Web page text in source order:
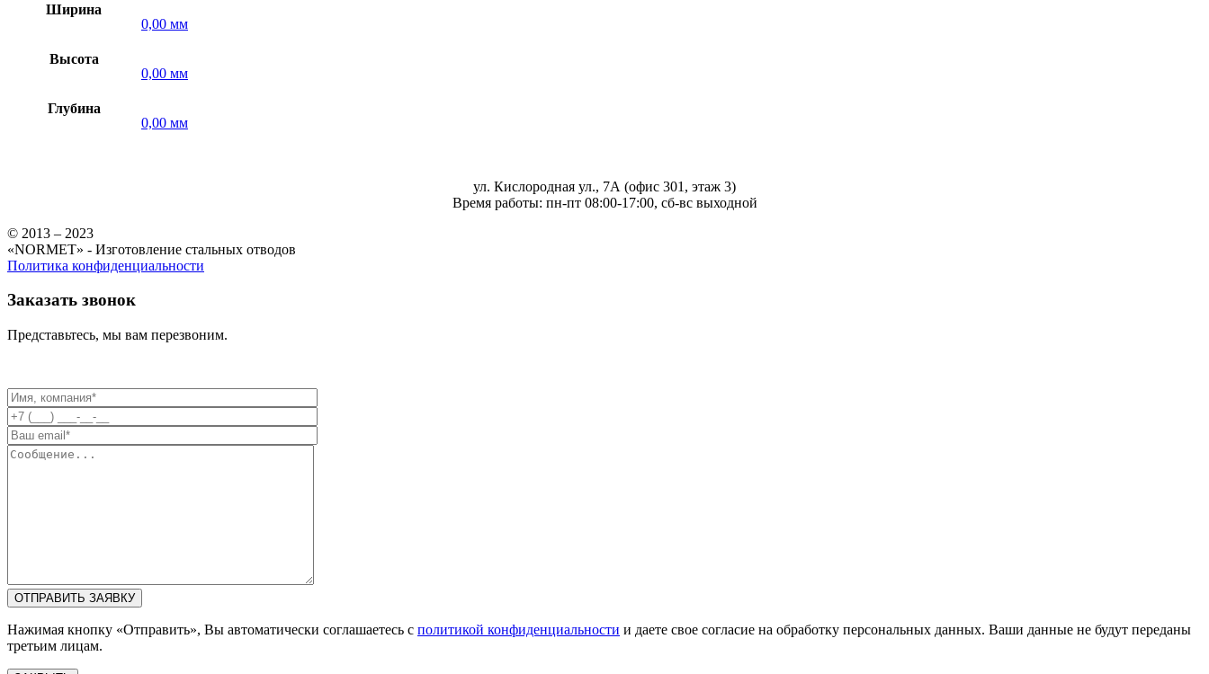
Ширина
0,00 мм
Высота
0,00 мм
Глубина
0,00 мм
ул. Кислородная ул., 7А (офис 301, этаж 3)
Время работы: пн-пт 08:00-17:00, сб-вс выходной
© 2013 – 2023
«NORMET» - Изготовление стальных отводов
Политика конфиденциальности
Заказать звонок
Представьтесь, мы вам перезвоним.
Нажимая кнопку «Отправить», Вы автоматически соглашаетесь с политикой конфиденциальности и даете свое согласие на обработку персональных данных. Ваши данные не будут переданы
третьим лицам.